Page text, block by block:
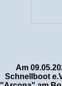
Am
Schnellboot